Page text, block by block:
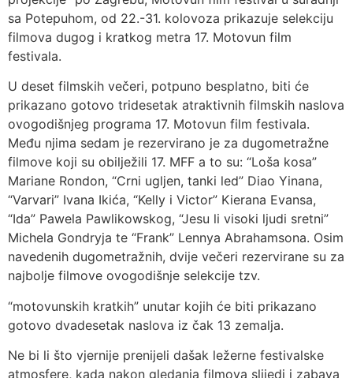
sa Potepuhom, od 22.-31. kolovoza prikazuje selekciju
filmova dugog i kratkog metra 17. Motovun film
festivala.
U deset filmskih večeri, potpuno besplatno, biti će
prikazano gotovo tridesetak atraktivnih filmskih naslova
ovogodišnjeg programa 17. Motovun film festivala.
Među njima sedam je rezervirano je za dugometražne
filmove koji su obilježili 17. MFF a to su: “Loša kosa”
Mariane Rondon, “Crni ugljen, tanki led” Diao Yinana,
“Varvari” Ivana Ikića, “Kelly i Victor” Kierana Evansa,
“Ida” Pawela Pawlikowskog, “Jesu li visoki ljudi sretni”
Michela Gondryja te “Frank” Lennya Abrahamsona. Osim
navedenih dugometražnih, dvije večeri rezervirane su za
najbolje filmove ovogodišnje selekcije tzv.
“motovunskih kratkih” unutar kojih će biti prikazano
gotovo dvadesetak naslova iz čak 13 zemalja.
Ne bi li što vjernije prenijeli dašak ležerne festivalske
atmosfere, kada nakon gledanja filmova slijedi i zabava